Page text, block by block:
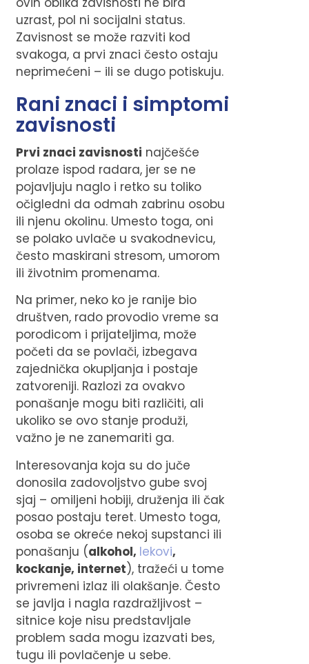
uzrast, pol ni socijalni status.
Zavisnost se može razviti kod
svakoga, a prvi znaci često ostaju
neprimećeni – ili se dugo potiskuju.
Rani znaci i simptomi
zavisnosti
Prvi znaci zavisnosti najčešće
prolaze ispod radara, jer se ne
pojavljuju naglo i retko su toliko
očigledni da odmah zabrinu osobu
ili njenu okolinu. Umesto toga, oni
se polako uvlače u svakodnevicu,
često maskirani stresom, umorom
ili životnim promenama.
Na primer, neko ko je ranije bio
društven, rado provodio vreme sa
porodicom i prijateljima, može
početi da se povlači, izbegava
zajednička okupljanja i postaje
zatvoreniji. Razlozi za ovakvo
ponašanje mogu biti različiti, ali
ukoliko se ovo stanje produži,
važno je ne zanemariti ga.
Interesovanja koja su do juče
donosila zadovoljstvo gube svoj
sjaj – omiljeni hobiji, druženja ili čak
posao postaju teret. Umesto toga,
osoba se okreće nekoj supstanci ili
ponašanju (alkohol, lekovi,
kockanje, internet), tražeći u tome
privremeni izlaz ili olakšanje. Često
se javlja i nagla razdražljivost –
sitnice koje nisu predstavljale
problem sada mogu izazvati bes,
tugu ili povlačenje u sebe.